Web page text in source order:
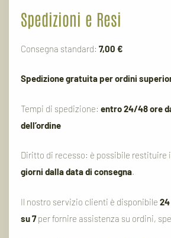
Spedizioni e Resi
Consegna standard: 7,00 €
Spedizionegratuitaperordini
Tempi di spedizione: entro24/48ore
dell’ordine
Diritto di recesso: è possibile restituire
giorni dalladatadi consegna.
Il nostro servizio clienti è disponibile 24
su7 perfornire assistenza su ordini,